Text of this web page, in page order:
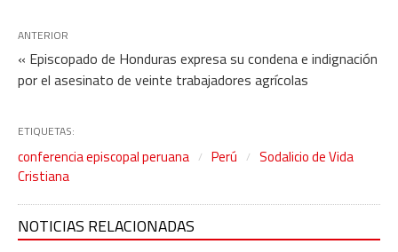
ANTERIOR
« Episcopado de Honduras expresa su condena e indignación
por el asesinato de veinte trabajadores agrícolas
ETIQUETAS:
conferencia episcopal peruana Perú
Sodalicio de Vida
Cristiana
NOTICIAS RELACIONADAS